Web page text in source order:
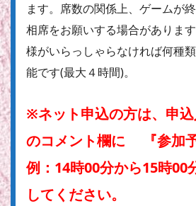
ます。席数の関係上、ゲームが
相席をお願いする場合がありま
様がいらっしゃらなければ何種
能です(最大４時間)。
※ネット申込の方は、申
のコメント欄に 『参加
例：14時00分から15時00
してください。